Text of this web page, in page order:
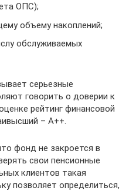
ОПС);
объему накоплений;
обслуживаемых
серьезные
говорить о доверии к
рейтинг финансовой
– А++.
фонд не закроется в
свои пенсионные
клиентов такая
позволяет определиться,